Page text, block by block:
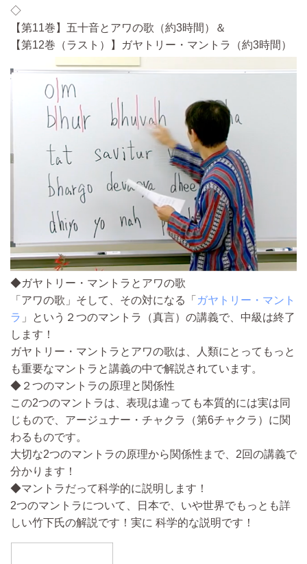
◇
【第11巻】五十音とアワの歌（約3時間）＆
【第12巻（ラスト）】ガヤトリー・マントラ（約3時間）
◆ガヤトリー・マントラとアワの歌
「アワの歌」そして、その対になる「 ガヤトリー・マント
ラ 」という２つのマントラ（真言）の講義で、中級は終了
します！
ガヤトリー・マントラとアワの歌は、人類にとってもっと
も重要なマントラ と講義の中で解説されています。
◆２つのマントラの原理と関係性
この2つのマントラは、 表現は違っても本質的には実は同
じもので、アージュナー・チャクラ（第6チャクラ）に関
わる ものです。
大切な2つのマントラの原理から関係性まで、2回の講義で
分かります！
◆マントラだって科学的に説明します！
2つのマントラについて、日本で、いや世界でもっとも詳
しい竹下氏の解説です！実に 科学的な説明です！